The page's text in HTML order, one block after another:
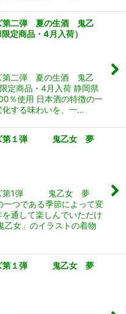
第二弾 夏の生酒 鬼乙
商品・4月入荷）
第二弾 夏の生酒 鬼乙
商品・4月入荷 静岡県
％使用 日本酒の特徴の一
する味わいを、一…
ズ第１弾 鬼乙女 夢
ズ第1弾 鬼乙女 夢
つである季節によって変
通して楽しんでいただけ
乙女」のイラストの着物
ズ第１弾 鬼乙女 夢